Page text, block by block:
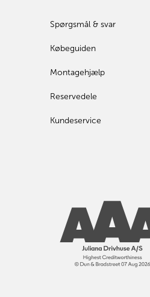
Spørgsmål & svar
Købeguiden
Montagehjælp
Reservedele
Kundeservice